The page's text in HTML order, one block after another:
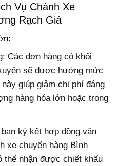
Vụ Chành Xe
Rạch Giá
Các đơn hàng có khối
sẽ được hưởng mức
giúp giảm chi phí đáng
hàng hóa lớn hoặc trong
ký kết hợp đồng vận
xe chuyển hàng Bình
thể nhận được chiết khấu